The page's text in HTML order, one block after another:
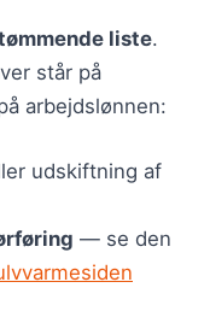
liste.
står på
arbejdslønnen:
udskiftning af
— se den